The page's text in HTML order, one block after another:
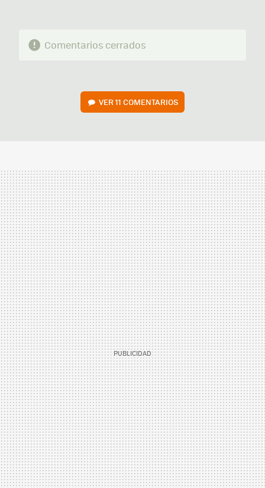
Comentarios cerrados
VER 11 COMENTARIOS